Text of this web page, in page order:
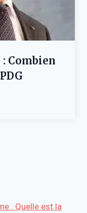
Combien
: Quelle est la